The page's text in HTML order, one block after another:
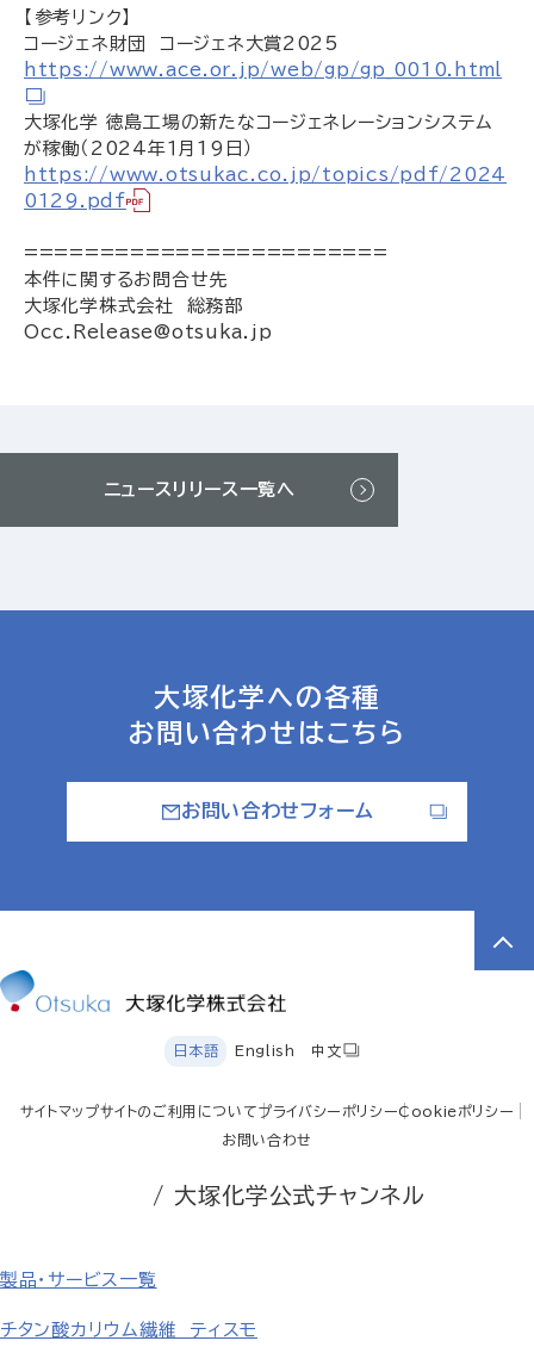
【参考リンク】
コージェネ財団 コージェネ大賞2025
https://www.ace.or.jp/web/gp/gp_0010.html
大塚化学 徳島工場の新たなコージェネレーションシステム
が稼働（2024年１月19日）
https://www.otsukac.co.jp/topics/pdf/2024
0129.pdf
========================
本件に関するお問合せ先
大塚化学株式会社 総務部
Occ.Release@otsuka.jp
ニュースリリース一覧へ
大塚化学への各種
お問い合わせはこちら
お問い合わせフォーム
日本語 English 中文
サイトマップサイトのご利用についてプライバシーポリシーCookieポリシー
お問い合わせ
/ 大塚化学公式チャンネル
製品・サービス一覧
チタン酸カリウム繊維 ティスモ